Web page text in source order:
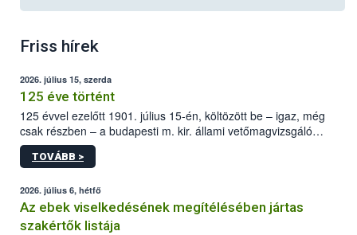
Friss hírek
2026. július 15, szerda
125 éve történt
125 évvel ezelőtt 1901. július 15-én, költözött be – igaz, még
csak részben – a budapesti m. kir. állami vetőmagvizsgáló
állomás a Kis Rókus utca 15. szám alatti, Czigler Győző által
tervezett új épületébe.
TOVÁBB >
2026. július 6, hétfő
Az ebek viselkedésének megítélésében jártas
szakértők listája